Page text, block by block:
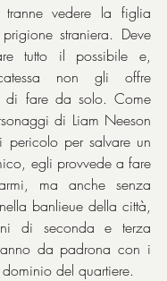
tranne vedere la figlia
straniera. Deve
tutto il possibile e,
non gli offre
di fare da solo. Come
di Liam Neeson
pericolo per salvare un
egli provvede a fare
ma anche senza
banlieue della città,
di seconda e terza
da padrona con i
del quartiere.